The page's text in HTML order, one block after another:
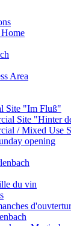
Area
Site "Im Fluß"
Site "Hinter
/ Mixed Use
opening
du vin